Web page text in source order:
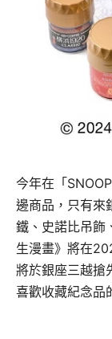
今年在「
邊商品，只有來
鐵、史諾比吊飾
生漫畫》將在
將於銀座三越搶
喜歡收藏紀念品